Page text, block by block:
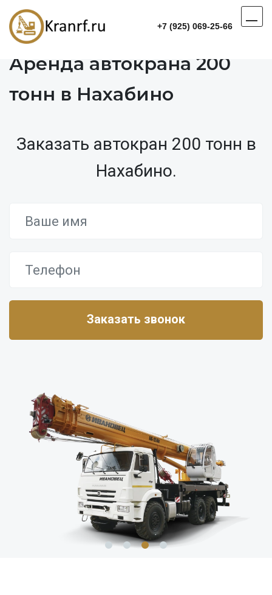
+7 (925) 069-25-66
Аренда автокрана 200
тонн в Нахабино
Заказать автокран 200 тонн в
Нахабино.